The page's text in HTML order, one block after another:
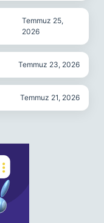
Temmuz 25,
2026
Temmuz 23, 2026
Temmuz 21, 2026